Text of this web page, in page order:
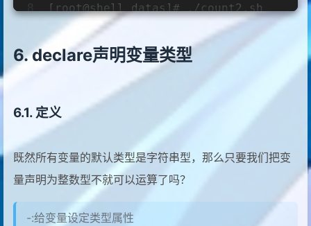
8
11
14
16
17
18
20
[root@shell datas]# ./count2.sh
请输入第一个数字：1
请输入第二个数字：1
2
#########前者需要回车，下面的不需要回车
[root@shell datas]# vi count2.sh
read -n 1 -t 30 -p "请输入第一个数字："
echo -e "\n"
read -s -t 30 -p "请输入第二个数字："
echo -e "\n"
declare声明变量类型
定义
既然所有变量的默认类型是字符串型，那么只要我们把变
量声明为整数型不就可以运算了吗？
-:给变量设定类型属性